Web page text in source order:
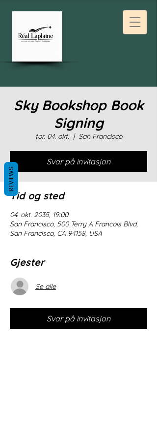
Sky Bookshop Book
Signing
tor. 04. okt.
  |
San Francisco
Svar på invitasjon
Tid og sted
04. okt. 2035, 19:00
San Francisco, 500 Terry A Francois Blvd,
San Francisco, CA 94158, USA
Gjester
Se alle
Svar på invitasjon
REVIEWS